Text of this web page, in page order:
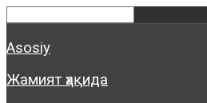
Asosiy
Жамият ҳақида